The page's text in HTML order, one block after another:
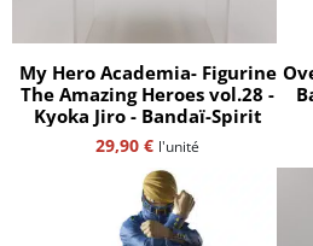
My Hero Academia- Figurine
The Amazing Heroes vol.28 -
Kyoka Jiro - Bandaï-Spirit
29,90 € l'unité